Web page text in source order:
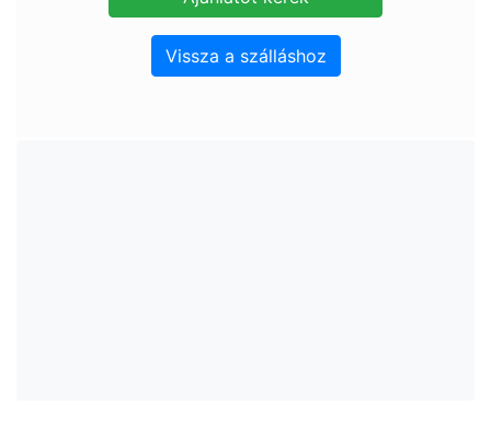
Vissza a szálláshoz